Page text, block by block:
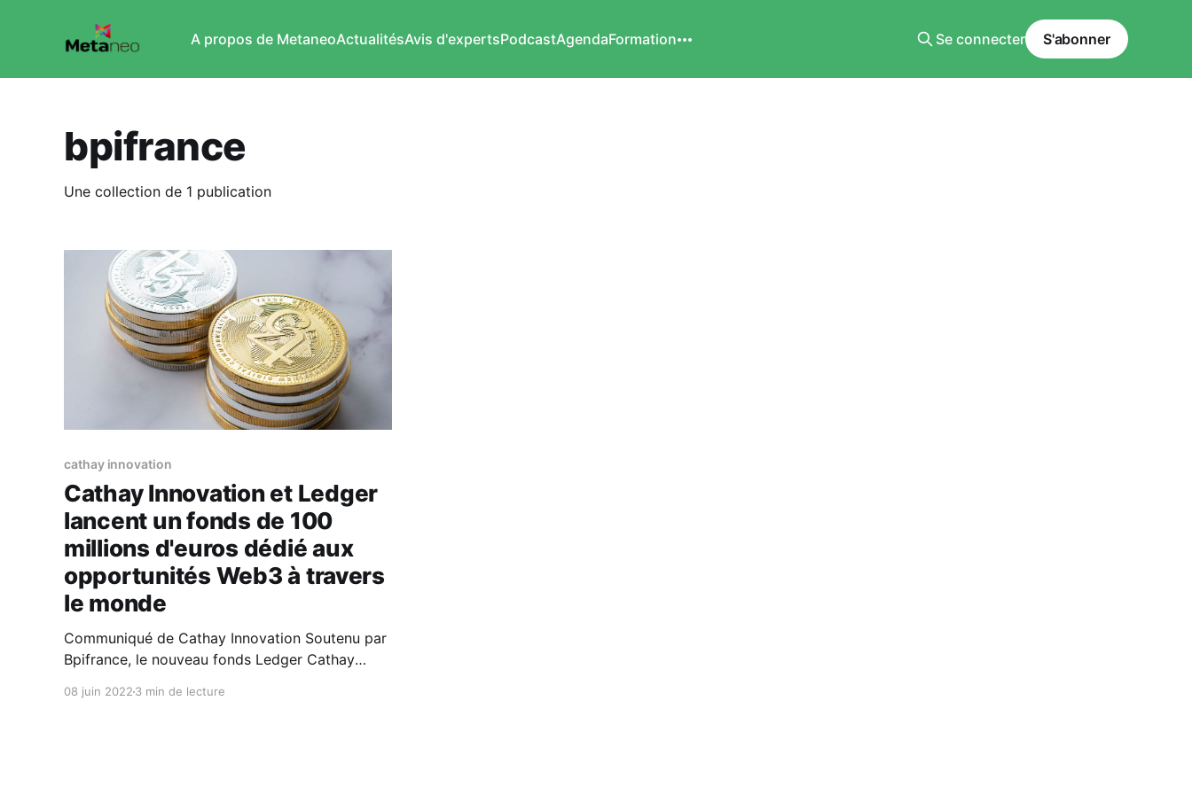
A propos de MetaneoActualitésAvis d'expertsPodcastAgendaFormation Se connecter S'abonner
bpifrance
Une collection de 1 publication
cathay innovation
Cathay Innovation et Ledger
lancent un fonds de 100
millions d'euros dédié aux
opportunités Web3 à travers
le monde
Communiqué de Cathay Innovation Soutenu par
Bpifrance, le nouveau fonds Ledger Cathay
entrepreneurs en phase d'amorçage qui
08 juin 2022 3 min de lecture